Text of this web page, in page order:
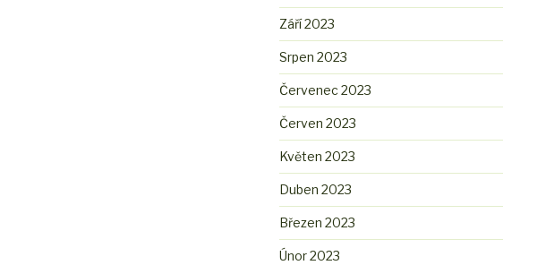
Září 2023
Srpen 2023
Červenec 2023
Červen 2023
Květen 2023
Duben 2023
Březen 2023
Únor 2023